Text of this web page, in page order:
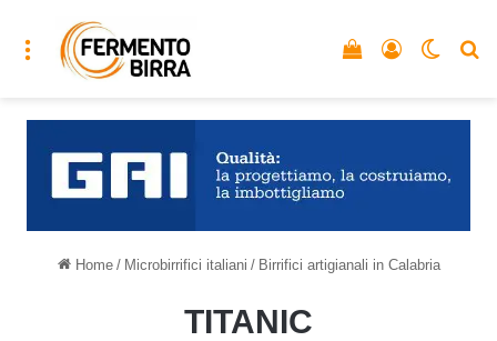
Menu Accedi
Vedi il carrello
Home / Microbirrifici italiani / Birrifici artigianali in Calabria
TITANIC